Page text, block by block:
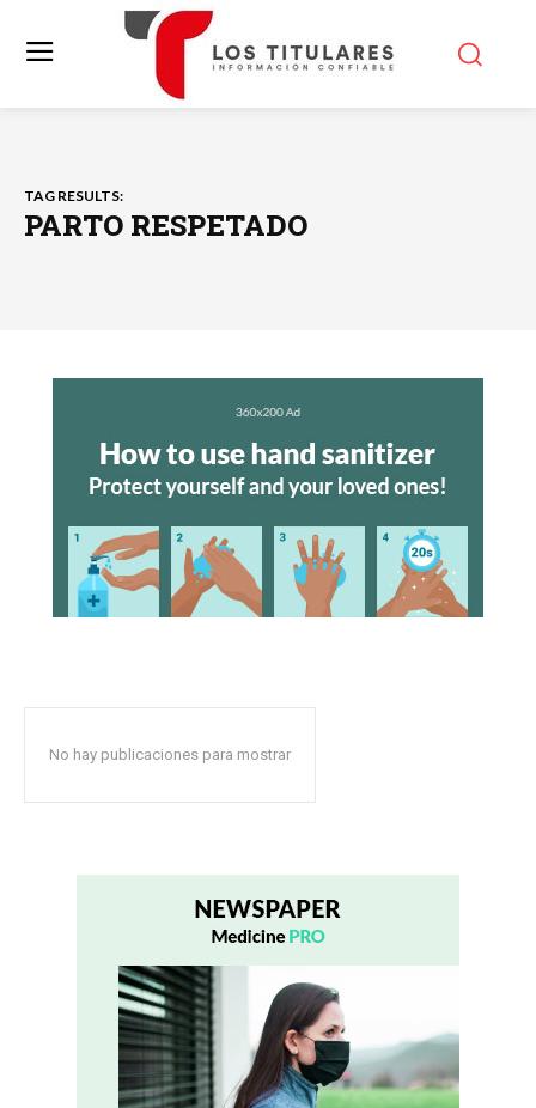
TAG RESULTS:
PARTO RESPETADO
No hay publicaciones para mostrar